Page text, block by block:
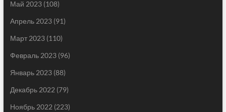
Май 2023(108)
Апрель 2023(91)
Март 2023(110)
Февраль 2023(96)
Январь 2023(88)
Декабрь 2022 (79)
Ноябрь 2022 (223)